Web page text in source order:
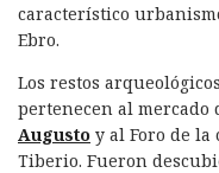
característico
Ebro.
Los restos
pertenecen al mercado
Augusto y al Foro de la
Tiberio. Fueron